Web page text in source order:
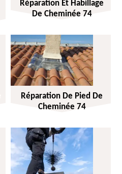
Réparation Et Habillage
De Cheminée 74
Réparation De Pied De
Cheminée 74